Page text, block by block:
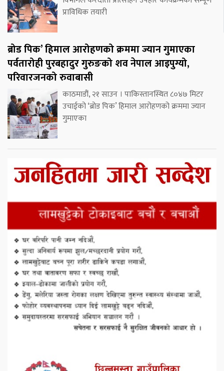
प्राविधिक तयारी
ब्रोड पिक’ हिमाल आरोहणको क्रममा ज्यान गुमाएका
पर्वतारोही पुरबहादुर गुरुङको शव नेपाल आइपुग्यो,
परिवारजनको रुवाबासी
काठमाडौं, २१ साउन । पाकिस्तानस्थित ८०४७ मिटर
उचाईको ‘ब्रोड पिक’ हिमाल आरोहणको क्रममा ज्यान
गुमाएका